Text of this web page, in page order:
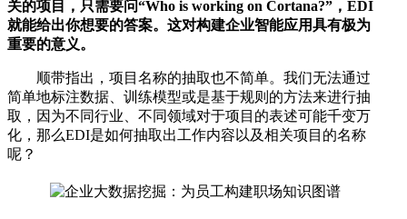
关的项目，只需要问“Who is working on Cortana?”，EDI
就能给出你想要的答案。这对构建企业智能应用具有极为
重要的意义。
顺带指出，项目名称的抽取也不简单。我们无法通过
简单地标注数据、训练模型或是基于规则的方法来进行抽
取，因为不同行业、不同领域对于项目的表述可能千变万
化，那么EDI是如何抽取出工作内容以及相关项目的名称
呢？